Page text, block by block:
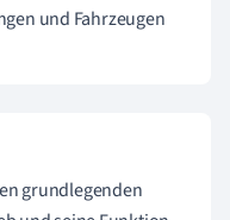
und Fahrzeugen
grundlegenden